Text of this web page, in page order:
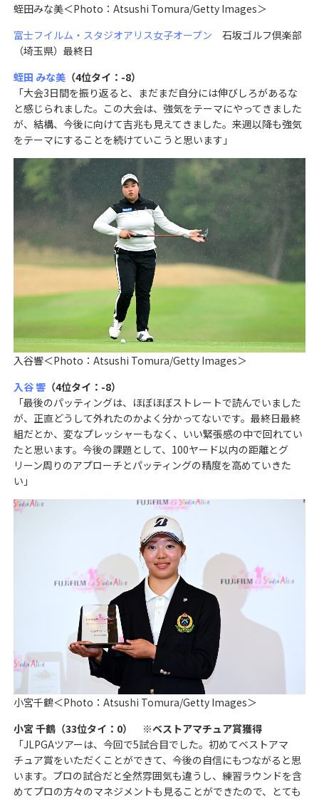
蛭田みな美＜Photo：Atsushi Tomura/Getty Images＞
富士フイルム・スタジオアリス女子オープン 石坂ゴルフ倶楽部
（埼玉県）最終日
蛭田 みな美（4位タイ：-8）
「大会3日間を振り返ると、まだまだ自分には伸びしろがあるな
と感じられました。この大会は、強気をテーマにやってきました
が、結構、今後に向けて吉兆も見えてきました。来週以降も強気
をテーマにすることを続けていこうと思います」
入谷響＜Photo：Atsushi Tomura/Getty Images＞
入谷 響（4位タイ：-8）
「最後のパッティングは、ほぼほぼストレートで読んでいました
が、正直どうして外れたのかよく分かってないです。最終日最終
組だとか、変なプレッシャーもなく、いい緊張感の中で回れてい
たと思います。今後の課題として、100ヤード以内の距離とグ
リーン周りのアプローチとパッティングの精度を高めていきた
い」
小宮千鶴＜Photo：Atsushi Tomura/Getty Images＞
小宮 千鶴（33位タイ：0） ※ベストアマチュア賞獲得
「JLPGAツアーは、今回で5試合目でした。初めてベストアマ
チュア賞をいただくことができて、今後の自信にもつながると思
います。プロの試合だと全然雰囲気も違うし、練習ラウンドを含
めてプロの方々のマネジメントも見ることができたので、とても